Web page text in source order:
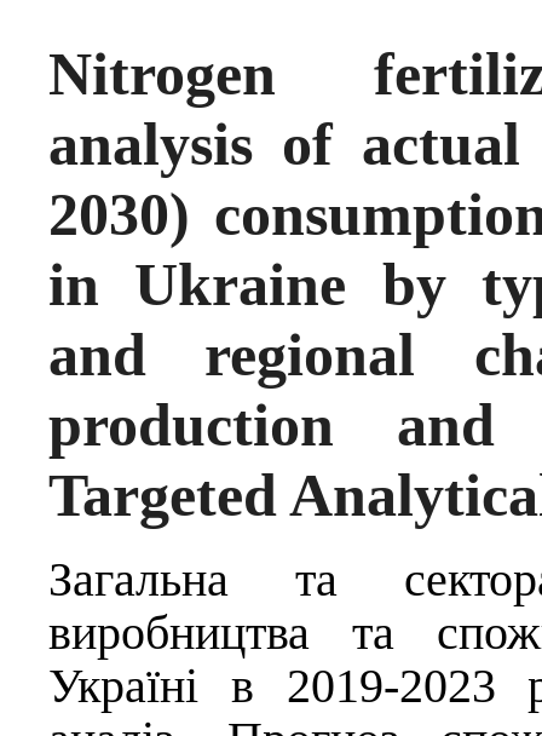
Nitrogen
analysis of
2030)
in Ukraine by
and regional
production
Targeted
Загальна та
виробництва та
Україні в 2019-2023